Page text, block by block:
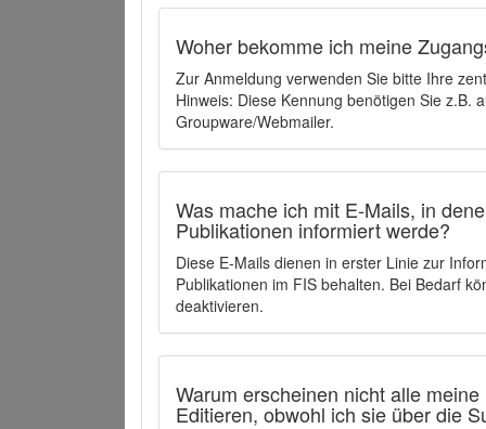
Woher bekomme ich meine
Zur Anmeldung verwenden Sie bitte Ihre
Hinweis: Diese Kennung benötigen Sie z.B.
Groupware/Webmailer.
Was mache ich mit E-Mails, in
Publikationen informiert werde?
Diese E-Mails dienen in erster Linie zur
Publikationen im FIS behalten. Bei Bedarf
deaktivieren.
Warum erscheinen nicht alle
Editieren, obwohl ich sie über die